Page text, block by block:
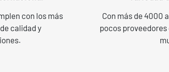
con los más
calidad y
Con más de 4000
pocos